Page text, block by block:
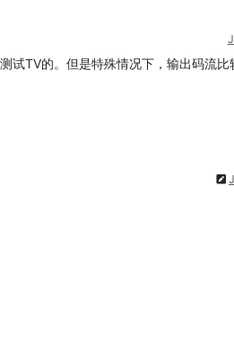
TV的。但是特殊情况下，输出码流比